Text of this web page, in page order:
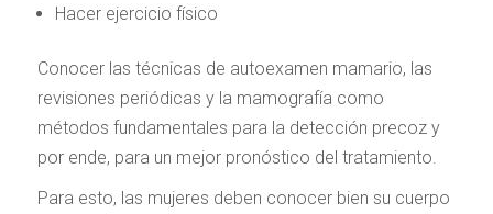
Hacer ejercicio físico
Conocer las técnicas de autoexamen mamario, las
revisiones periódicas y la mamografía como
métodos fundamentales para la detección precoz y
por ende, para un mejor pronóstico del tratamiento.
Para esto, las mujeres deben conocer bien su cuerpo